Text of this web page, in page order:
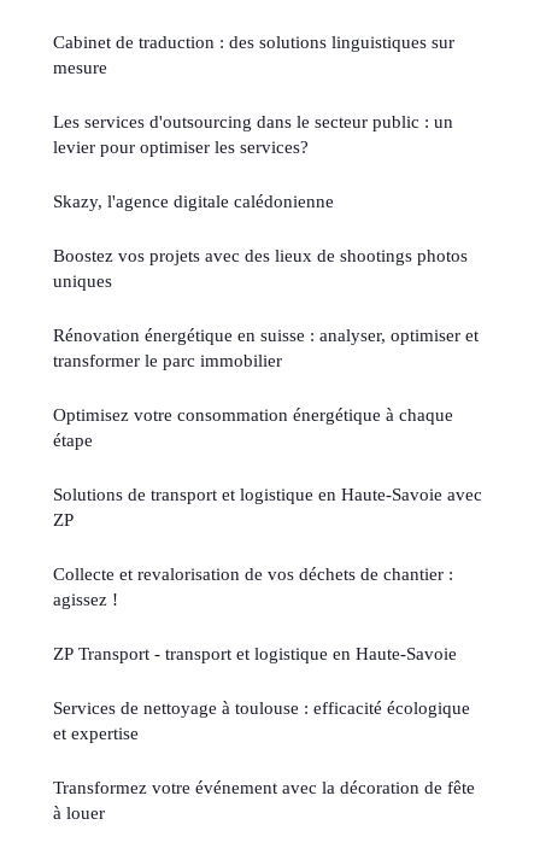
Cabinet de traduction : des solutions linguistiques sur
mesure
Les services d'outsourcing dans le secteur public : un
levier pour optimiser les services?
Skazy, l'agence digitale calédonienne
Boostez vos projets avec des lieux de shootings photos
uniques
Rénovation énergétique en suisse : analyser, optimiser et
transformer le parc immobilier
Optimisez votre consommation énergétique à chaque
étape
Solutions de transport et logistique en Haute-Savoie avec
ZP
Collecte et revalorisation de vos déchets de chantier :
agissez !
ZP Transport - transport et logistique en Haute-Savoie
Services de nettoyage à toulouse : efficacité écologique
et expertise
Transformez votre événement avec la décoration de fête
à louer